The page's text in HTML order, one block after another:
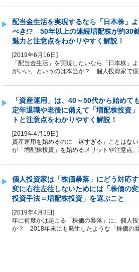
配当金生活を実現するなら「日本株」
べき!? 50年以上の連続増配株が約30
魅力と注意点をわかりやすく解説！
[2019年6月16日]
「配当金生活」を実現したいなら「日本株」
がいい、というのは本当か？ 個人投資家で
「資産運用」は、40～50代から始めて
定年退職や老後に備えて「増配株投資
トと注意点をわかりやすく解説！
[2019年4月19日]
資産運用を始めるのに「遅すぎる」ことはな
が「増配株投資」を始めるメリットや注意点
個人投資家は「株価暴落」にどう対応
変に右往左往しないためには「株価の
投資手法＝増配株投資」を選ぶこと
[2019年4月3日]
年に何度かは起こる「株価の暴落」に、個人
か？ 2018年末にも発生したような「株価